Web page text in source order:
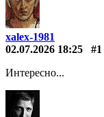
xalex-1981
02.07.2026 18:25
#1
Интересно...